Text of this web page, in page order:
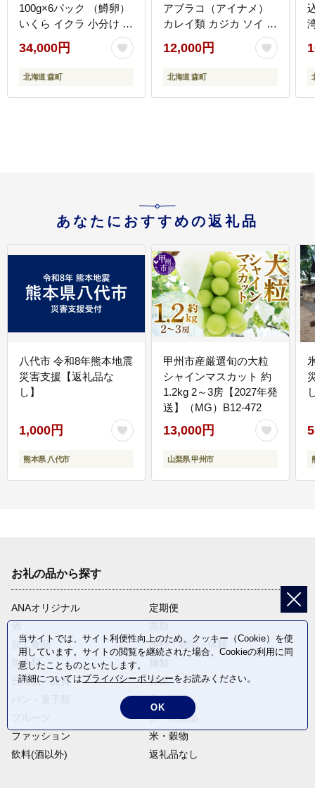
100g×6パック （鱒卵）
いくら イクラ 小分け 醤
油漬け 鱒卵 森町 いくら
醤油漬け しょうゆ漬け
海産物 加工品 ふるさと
フーズ＞ mr1-1226
34,000円
北海道 森町
アブラコ（アイナメ）
カレイ類 カジカ ソイ ガ
ヤ ニシン 福袋 鮮魚 海
鮮 セット 焼き魚 煮付け
鍋 ふるさと納税 北海道
12,000円
北海道 森町
あなたにおすすめの返礼品
八代市 令和8年熊本地震
災害支援【返礼品な
し】
1,000円
熊本県 八代市
甲州市産厳選旬の大粒
シャインマスカット 約
1.2kg 2～3房【2027年発
送】（MG）B12-472
13,000円
山梨県 甲州市
お礼の品から探す
ANAオリジナル
定期便
加工食品
旅行・宿泊・体験
魚介類
日用品・雑貨
野菜
電化製品
卵・乳製品
ファッション
米・穀物
飲料(酒以外)
返礼品なし
当サイトでは、サイト利便性向上のため、クッキー（Cookie）を使
用しています。サイトの閲覧を継続された場合、Cookieの利用に同
意したことものといたします。
詳細についてはプライバシーポリシーをお読みください。
OK